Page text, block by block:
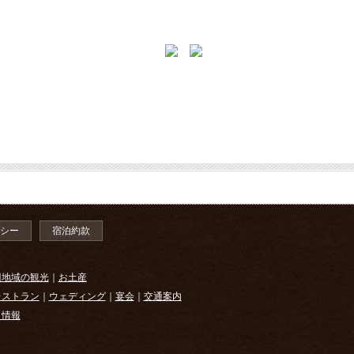
ー 宿泊約款
域の観光｜ お土産
トラン ｜ ウェディング｜ 宴会｜ 交通案内
報